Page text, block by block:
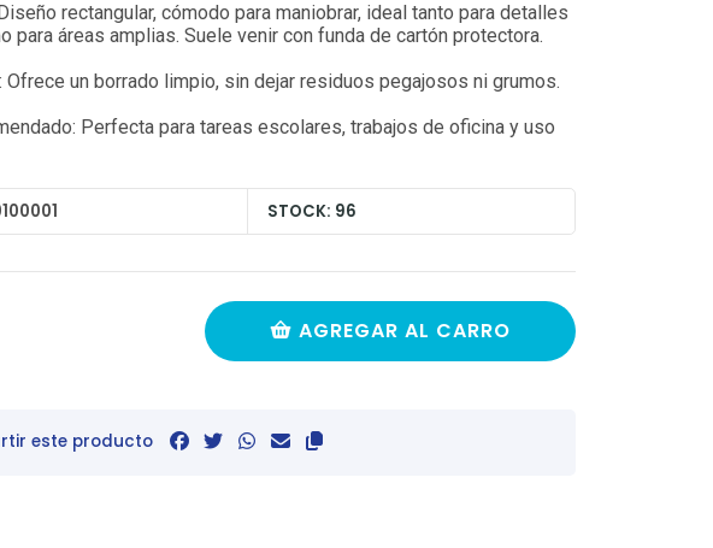
rectangular, cómodo para maniobrar, ideal tanto para detalles
para áreas amplias. Suele venir con funda de cartón protectora.
Ofrece un borrado limpio, sin dejar residuos pegajosos ni grumos.
Perfecta para tareas escolares, trabajos de oficina y uso
STOCK: 96
AGREGAR AL CARRO
este producto